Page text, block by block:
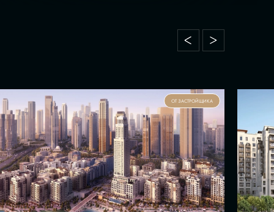
ОТ ЗАСТРОЙЩИКА